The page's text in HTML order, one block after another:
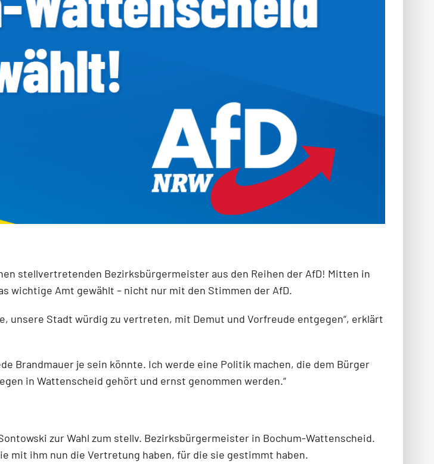
stellvertretenden Bezirksbürgermeister aus den Reihen der AfD! Mitten in
wichtige Amt gewählt – nicht nur mit den Stimmen der AfD.
unsere Stadt würdig zu vertreten, mit Demut und Vorfreude entgegen“, erklärt
Brandmauer je sein könnte. Ich werde eine Politik machen, die dem Bürger
in Wattenscheid gehört und ernst genommen werden.“
zur Wahl zum stellv. Bezirksbürgermeister in Bochum-Wattenscheid.
mit ihm nun die Vertretung haben, für die sie gestimmt haben.